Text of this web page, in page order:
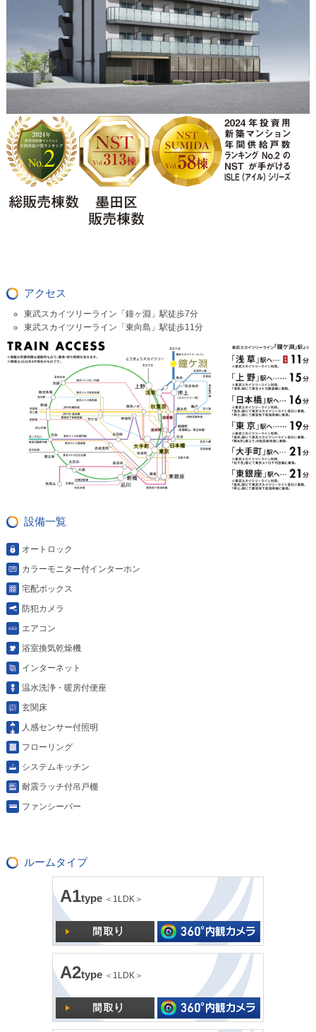
アクセス
東武スカイツリーライン「鐘ヶ淵」駅徒歩7分
東武スカイツリーライン「東向島」駅徒歩11分
設備一覧
オートロック
カラーモニター付インターホン
宅配ボックス
防犯カメラ
エアコン
浴室換気乾燥機
インターネット
温水洗浄・暖房付便座
玄関床
人感センサー付照明
フローリング
システムキッチン
耐震ラッチ付吊戸棚
ファンシーバー
ルームタイプ
A1type ＜1LDK＞
A2type ＜1LDK＞